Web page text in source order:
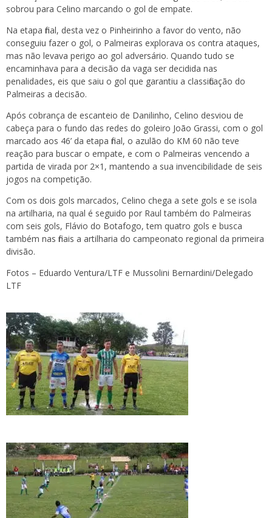
sobrou para Celino marcando o gol de empate.
Na etapa final, desta vez o Pinheirinho a favor do vento, não
conseguiu fazer o gol, o Palmeiras explorava os contra ataques,
mas não levava perigo ao gol adversário. Quando tudo se
encaminhava para a decisão da vaga ser decidida nas
penalidades, eis que saiu o gol que garantiu a classificação do
Palmeiras a decisão.
Após cobrança de escanteio de Danilinho, Celino desviou de
cabeça para o fundo das redes do goleiro João Grassi, com o gol
marcado aos 46’ da etapa final, o azulão do KM 60 não teve
reação para buscar o empate, e com o Palmeiras vencendo a
partida de virada por 2×1, mantendo a sua invencibilidade de seis
jogos na competição.
Com os dois gols marcados, Celino chega a sete gols e se isola
na artilharia, na qual é seguido por Raul também do Palmeiras
com seis gols, Flávio do Botafogo, tem quatro gols e busca
também nas finais a artilharia do campeonato regional da primeira
divisão.
Fotos – Eduardo Ventura/LTF e Mussolini Bernardini/Delegado
LTF